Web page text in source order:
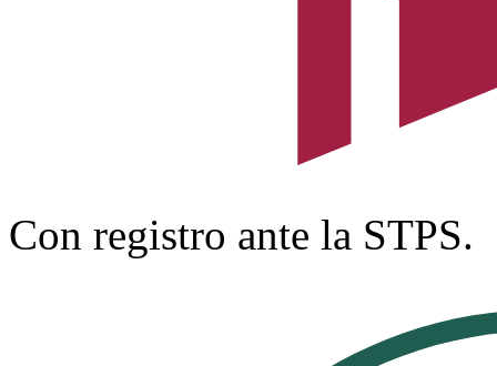
Con registro ante la STPS.